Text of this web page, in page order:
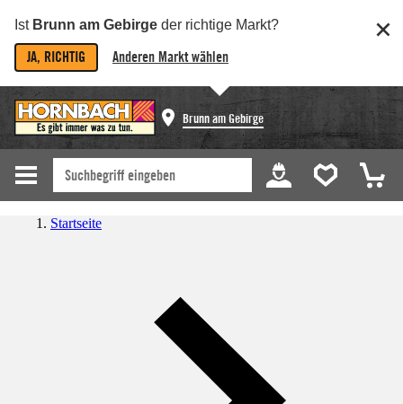
Ist Brunn am Gebirge der richtige Markt?
JA, RICHTIG Anderen Markt wählen
Brunn am Gebirge
Startseite